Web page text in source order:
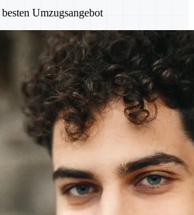
Umzugsangebot